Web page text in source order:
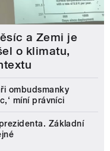
a Zemi je
o klimatu,
ombudsmanky
míní právníci
Základní